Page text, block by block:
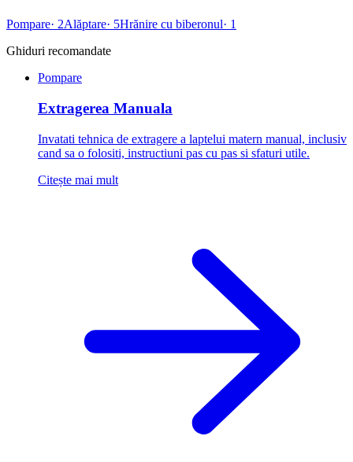
Pompare· 2Alăptare· 5Hrănire cu biberonul· 1
Ghiduri recomandate
Pompare
Extragerea Manuala
Invatati tehnica de extragere a laptelui matern manual, inclusiv
cand sa o folositi, instructiuni pas cu pas si sfaturi utile.
Citește mai mult